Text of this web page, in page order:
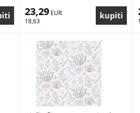
23,29 EUR
18,63